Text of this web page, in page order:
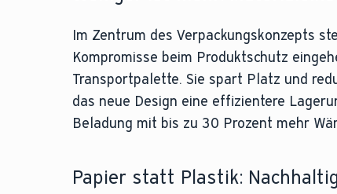
Im Zentrum des Verpackungskonzepts
Kompromisse beim Produktschutz
Transportpalette. Sie spart Platz und
das neue Design eine effizientere
Beladung mit bis zu 30 Prozent mehr
Papier statt Plastik: